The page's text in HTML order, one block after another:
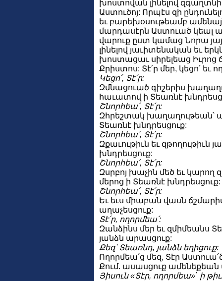
խոստովան լինելով
Աստուծոյ: Որպէս զի
եւ բարեխօսութեամբ
մարդասէրն Աստուած կեալ
վարուք ըստ կամաց Նորա
լինելով յաւիտենական եւ
խոստացաւ սիրելեաց Իւրոց
Քրիստոս: Տէ՛ր մեր, կեցո՛ եւ
Կեցո՛, Տէ՛ր:
Զմնացուած գիշերիս
հաւատով ի Տեառնէ
Շնորհեա՛, Տէ՛ր:
Զհրեշտակ խաղաղութեան՝
Տեառնէ խնդրեսցուք:
Շնորհեա՛, Տէ՛ր:
Զքաւութիւն եւ զթողութիւն
խնդրեսցուք:
Շնորհեա՛, Տէ՛ր:
Զսրբոյ խաչին մեծ եւ կարող
մերոց ի Տեառնէ խնդրեսցուք:
Շնորհեա՛, Տէ՛ր:
Եւ եւս միաբան վասն
աղաչեսցուք:
Տէ՛ր, ողորմեա՛:
Զանձինս մեր եւ զմիմեանս
յանձն արասցուք:
Քեզ՝ Տեառնդ, յանձն եղիցուք:
Ողորմեա՛ց մեզ, Տէր
Քում. ասասցուք
Յիսուն «Տէր, ողորմեա»` ի